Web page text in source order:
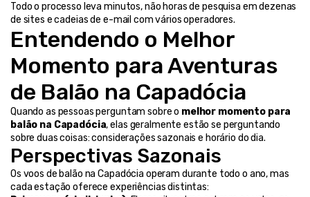
Todo o processo leva minutos, não horas de pesquisa em dezenas
de sites e cadeias de e-mail com vários operadores.
Entendendo o Melhor
Momento para Aventuras
de Balão na Capadócia
Quando as pessoas perguntam sobre o melhor momento para
balão na Capadócia, elas geralmente estão se perguntando
sobre duas coisas: considerações sazonais e horário do dia.
Perspectivas Sazonais
Os voos de balão na Capadócia operam durante todo o ano, mas
cada estação oferece experiências distintas: